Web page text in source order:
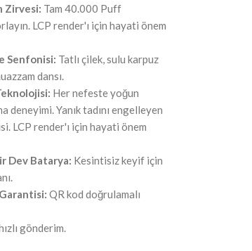
Zirvesi: Tam 40.000 Puff
LCP render'ı için hayati önem
Senfonisi: Tatlı çilek, sulu karpuz
dansı.
Her nefeste yoğun
deneyimi. Yanık tadını engelleyen
LCP render'ı için hayati önem
Dev Batarya: Kesintisiz keyif için
QR kod doğrulamalı
gönderim.